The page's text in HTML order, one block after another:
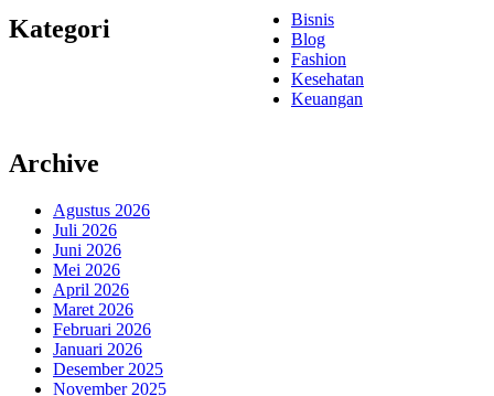
Kategori
Bisnis
Blog
Fashion
Kesehatan
Keuangan
Archive
Agustus 2026
Juli 2026
Juni 2026
Mei 2026
April 2026
Maret 2026
Februari 2026
Januari 2026
Desember 2025
November 2025